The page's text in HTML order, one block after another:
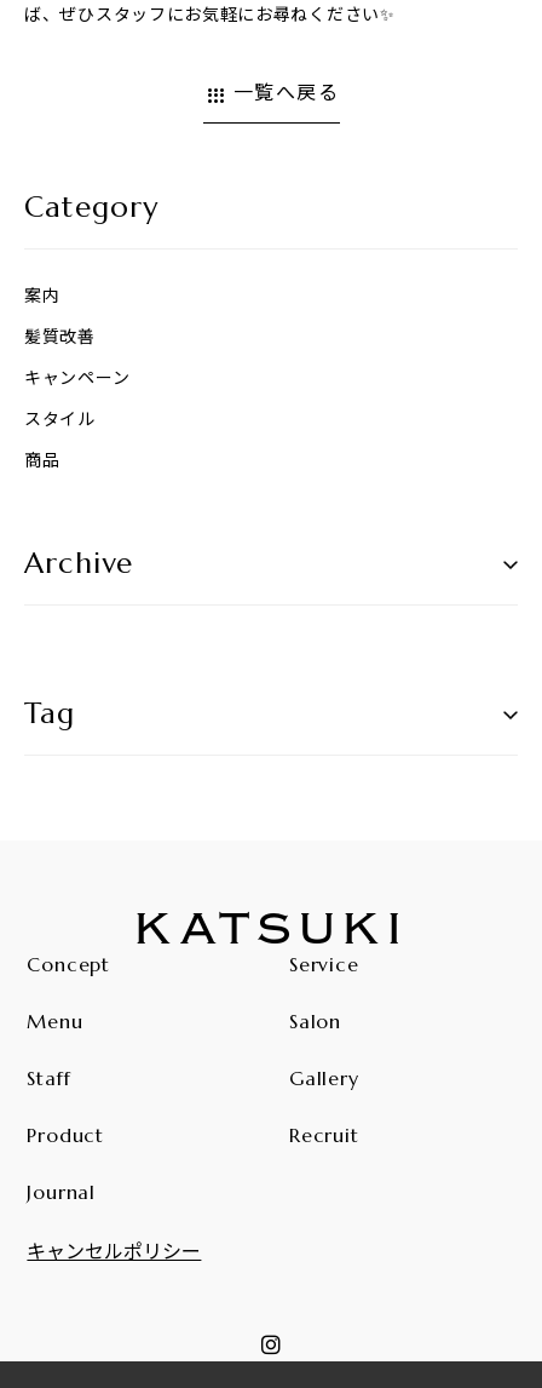
ば、ぜひスタッフにお気軽にお尋ねください✨
apps 一覧へ戻る
Category
案内
髪質改善
キャンペーン
スタイル
商品
Archive
Tag
KATSUKI
Concept Service
Menu Salon
Staff Gallery
Product Recruit
Journal
キャンセルポリシー